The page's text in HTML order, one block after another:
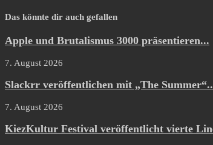
Das könnte dir auch gefallen
Apple und Brutalismus 3000 präsentieren...
7. August 2026
Slackrr veröffentlichen mit „The
7. August 2026
KiezKultur Festival veröffentlicht vierte